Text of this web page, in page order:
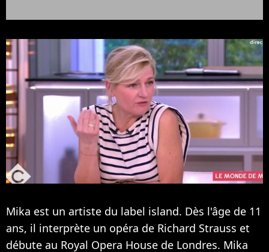
Mika est un artiste du label island. Dès l'âge de 11
ans, il interprète un opéra de Richard Strauss et
débute au Royal Opera House de Londres. Mika